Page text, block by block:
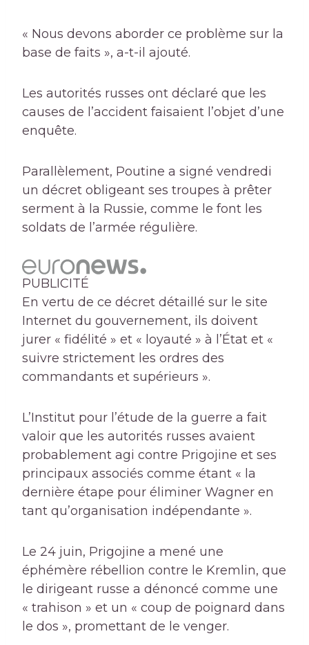
« Nous devons aborder ce problème sur la
base de faits », a-t-il ajouté.
Les autorités russes ont déclaré que les
causes de l’accident faisaient l’objet d’une
enquête.
Parallèlement, Poutine a signé vendredi
un décret obligeant ses troupes à prêter
serment à la Russie, comme le font les
soldats de l’armée régulière.
PUBLICITÉ
En vertu de ce décret détaillé sur le site
Internet du gouvernement, ils doivent
jurer « fidélité » et « loyauté » à l’État et «
suivre strictement les ordres des
commandants et supérieurs ».
L’Institut pour l’étude de la guerre a fait
valoir que les autorités russes avaient
probablement agi contre Prigojine et ses
principaux associés comme étant « la
dernière étape pour éliminer Wagner en
tant qu’organisation indépendante ».
Le 24 juin, Prigojine a mené une
éphémère rébellion contre le Kremlin, que
le dirigeant russe a dénoncé comme une
« trahison » et un « coup de poignard dans
le dos », promettant de le venger.